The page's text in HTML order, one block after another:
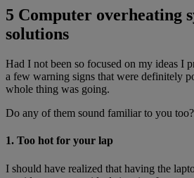
5 Computer overheating
solutions
Had I not been so focused on my ideas I
a few warning signs that were definitely
whole thing was going.
Do any of them sound familiar to you too?
1. Too hot for your lap
I should have realized that having the